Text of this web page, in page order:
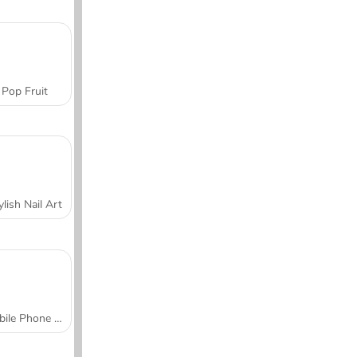
Pop Fruit
Nail Art
Mobile Phone Case Design & DIY